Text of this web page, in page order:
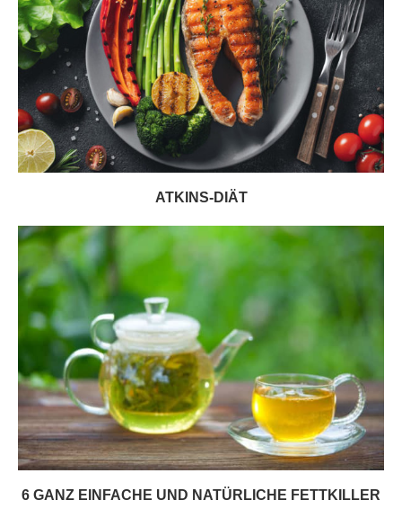
ATKINS-DIÄT
6 GANZ EINFACHE UND NATÜRLICHE FETTKILLER